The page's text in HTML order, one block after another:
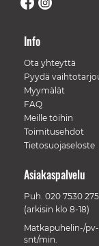
Info
Ota yhteyttä
Pyydä
Myymälät
FAQ
Meille töihin
Toimitusehdot
Tietosuojaseloste
Asiakaspalvelu
Puh. 020 7530 275
(arkisin klo 8-18)
Matkapuhelin-/
snt/min.